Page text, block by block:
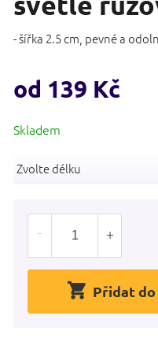
- šířka 2.5 cm, pevné a
od 139 Kč
cena:
Přidat